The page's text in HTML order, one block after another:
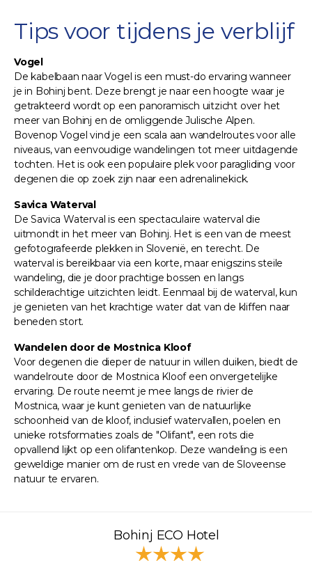
Tips voor tijdens je verblijf
Vogel
De kabelbaan naar Vogel is een must-do ervaring wanneer
je in Bohinj bent. Deze brengt je naar een hoogte waar je
getrakteerd wordt op een panoramisch uitzicht over het
meer van Bohinj en de omliggende Julische Alpen.
Bovenop Vogel vind je een scala aan wandelroutes voor alle
niveaus, van eenvoudige wandelingen tot meer uitdagende
tochten. Het is ook een populaire plek voor paragliding voor
degenen die op zoek zijn naar een adrenalinekick.
Savica Waterval
De Savica Waterval is een spectaculaire waterval die
uitmondt in het meer van Bohinj. Het is een van de meest
gefotografeerde plekken in Slovenië, en terecht. De
waterval is bereikbaar via een korte, maar enigszins steile
wandeling, die je door prachtige bossen en langs
schilderachtige uitzichten leidt. Eenmaal bij de waterval, kun
je genieten van het krachtige water dat van de kliffen naar
beneden stort.
Wandelen door de Mostnica Kloof
Voor degenen die dieper de natuur in willen duiken, biedt de
wandelroute door de Mostnica Kloof een onvergetelijke
ervaring. De route neemt je mee langs de rivier de
Mostnica, waar je kunt genieten van de natuurlijke
schoonheid van de kloof, inclusief watervallen, poelen en
unieke rotsformaties zoals de "Olifant", een rots die
opvallend lijkt op een olifantenkop. Deze wandeling is een
geweldige manier om de rust en vrede van de Sloveense
natuur te ervaren.
Bohinj ECO Hotel